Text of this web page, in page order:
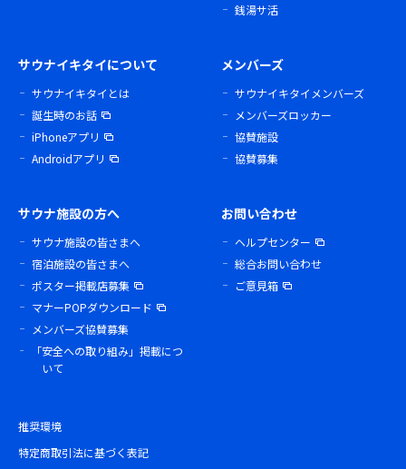
銭湯サ活
サウナイキタイについて
サウナイキタイとは
誕生時のお話
iPhoneアプリ
Androidアプリ
メンバーズ
サウナイキタイメンバーズ
メンバーズロッカー
協賛施設
協賛募集
サウナ施設の方へ
サウナ施設の皆さまへ
宿泊施設の皆さまへ
ポスター掲載店募集
マナーPOPダウンロード
メンバーズ協賛募集
「安全への取り組み」掲載につ
いて
お問い合わせ
ヘルプセンター
総合お問い合わせ
ご意見箱
推奨環境
特定商取引法に基づく表記